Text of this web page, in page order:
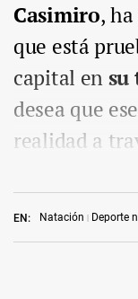
EN: Natación Deporte
Casimiro,
que está
capital ensu
desea que
realidad a